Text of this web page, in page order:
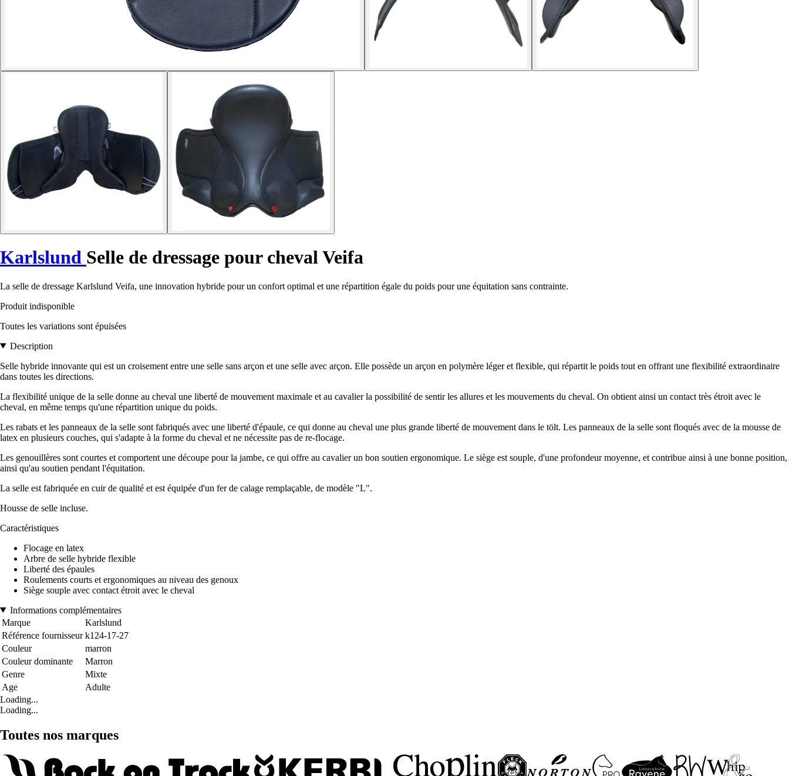
Karlslund Selle de dressage pour cheval Veifa
La selle de dressage Karlslund Veifa, une innovation hybride pour un confort optimal et une répartition égale du poids pour une équitation sans contrainte.
Produit indisponible
Toutes les variations sont épuisées
Description
Selle hybride innovante qui est un croisement entre une selle sans arçon et une selle avec arçon. Elle possède un arçon en polymère léger et flexible, qui répartit le poids tout en offrant une flexibilité extraordinaire
dans toutes les directions.
La flexibilité unique de la selle donne au cheval une liberté de mouvement maximale et au cavalier la possibilité de sentir les allures et les mouvements du cheval. On obtient ainsi un contact très étroit avec le
cheval, en même temps qu'une répartition unique du poids.
Les rabats et les panneaux de la selle sont fabriqués avec une liberté d'épaule, ce qui donne au cheval une plus grande liberté de mouvement dans le tölt. Les panneaux de la selle sont floqués avec de la mousse de
latex en plusieurs couches, qui s'adapte à la forme du cheval et ne nécessite pas de re-flocage.
Les genouillères sont courtes et comportent une découpe pour la jambe, ce qui offre au cavalier un bon soutien ergonomique. Le siège est souple, d'une profondeur moyenne, et contribue ainsi à une bonne position,
ainsi qu'au soutien pendant l'équitation.
La selle est fabriquée en cuir de qualité et est équipée d'un fer de calage remplaçable, de modèle "L".
Housse de selle incluse.
Caractéristiques
Flocage en latex
Arbre de selle hybride flexible
Liberté des épaules
Roulements courts et ergonomiques au niveau des genoux
Siège souple avec contact étroit avec le cheval
Informations complémentaires
Marque
Karlslund
Référence fournisseur k124-17-27
Couleur
marron
Couleur dominante
Marron
Genre
Mixte
Age
Adulte
Loading...
Loading...
Toutes nos marques